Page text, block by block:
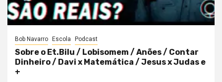
Bob Navarro Escola Podcast
Sobre o Et.Bilu / Lobisomem / Anões / Contar
Dinheiro / Davi x Matemática / Jesus x Judas e
+